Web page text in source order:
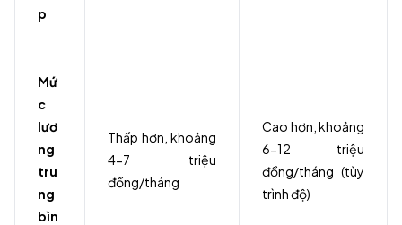
p
Mứ
c
lươ
ng
tru
ng
bìn
Thấp hơn, khoảng
4-7 triệu
đồng/tháng
Cao hơn, khoảng
6-12 triệu
đồng/tháng (tùy
trình độ)